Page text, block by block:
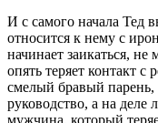
И с самого начала Тед
относится к нему с
начинает заикаться, не
опять теряет контакт
смелый бравый парень,
руководство, а на